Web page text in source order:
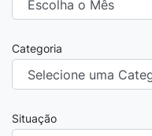
Categoria
Situação